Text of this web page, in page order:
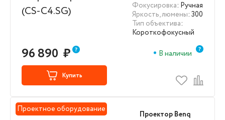
Фокусировка: Ручная
Яркость, люмены: 300
Тип объектива:
Короткофокусный
96 890 ₽ В наличии
Купить
Проектное оборудование
Проектор Benq